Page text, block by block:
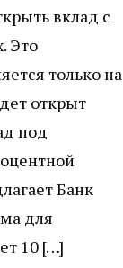
вклад с
Это
только на
открыт
под
Банк
для
10 […]